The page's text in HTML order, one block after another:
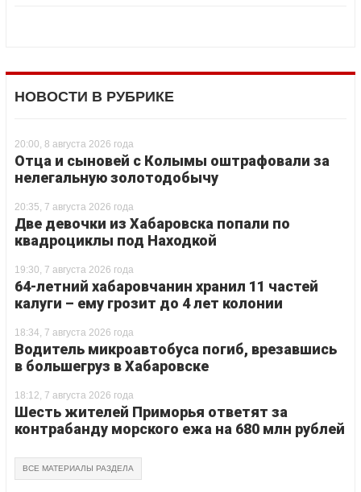
НОВОСТИ В РУБРИКЕ
20:00, 8 августа 2026 года
Отца и сыновей с Колымы оштрафовали за
нелегальную золотодобычу
20:35, 7 августа 2026 года
Две девочки из Хабаровска попали по
квадроциклы под Находкой
19:30, 7 августа 2026 года
64-летний хабаровчанин хранил 11 частей
калуги – ему грозит до 4 лет колонии
18:34, 7 августа 2026 года
Водитель микроавтобуса погиб, врезавшись
в большегруз в Хабаровске
18:12, 7 августа 2026 года
Шесть жителей Приморья ответят за
контрабанду морского ежа на 680 млн рублей
ВСЕ МАТЕРИАЛЫ РАЗДЕЛА